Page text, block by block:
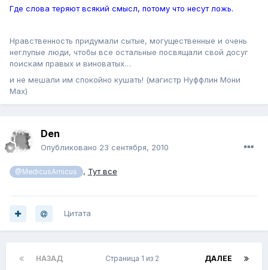
Где слова теряют всякий смысл, потому что несут ложь.
Нравственность придумали сытые, могущественные и очень
неглупые люди, чтобы все остальные посвящали свой досуг
поискам правых и виноватых…
и не мешали им спокойно кушать! (магистр Нуффлин Мони
Мах)
Den
Опубликовано 23 сентября, 2010
@MedicusAmicus , Тут все
Цитата
НАЗАД ДАЛЕЕ
Страница 1 из 2